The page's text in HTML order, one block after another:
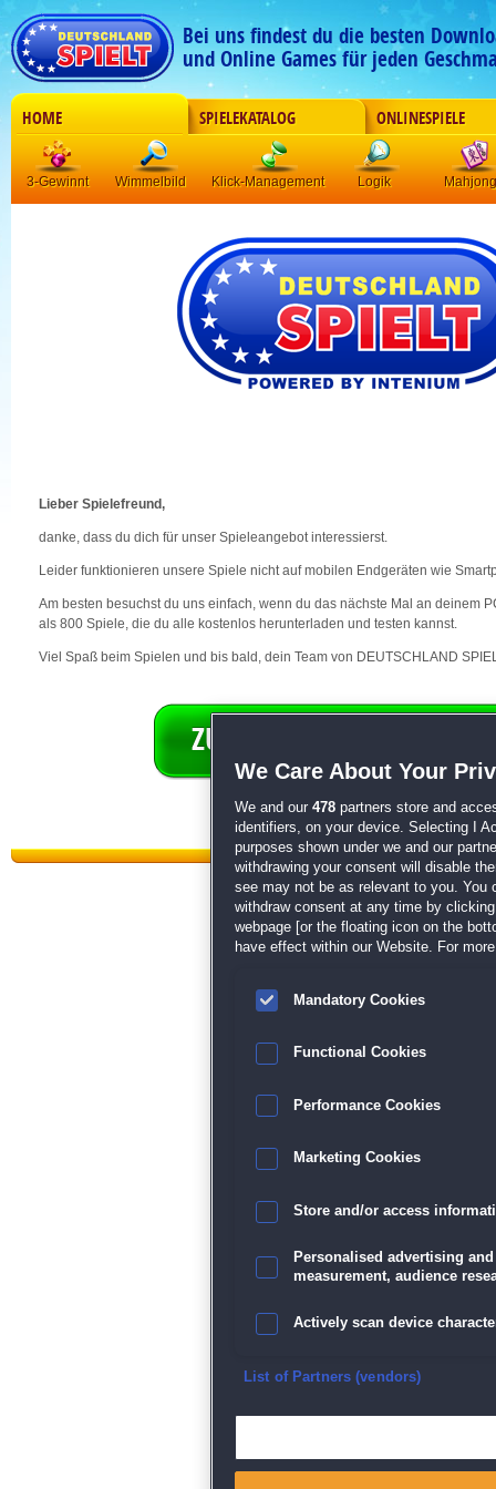
Bei uns findest du die besten
und Online Games für jeden
HOME SPIELEKATALOG ONLINESPIELE
3-Gewinnt Wimmelbild Klick-Management Logik Mahjong
Lieber Spielefreund,
danke, dass du dich für unser Spieleangebot interessierst.
Leider funktionieren unsere Spiele nicht auf mobilen Endgeräten wie
Am besten besuchst du uns einfach, wenn du das nächste Mal an deinem
als 800 Spiele, die du alle kostenlos herunterladen und testen kannst.
Viel Spaß beim Spielen und bis bald, dein Team von DEUTSCHLAND
Datenschutz| AGB|Impressum
We Care About Your
We and our 478 partners store and
identifiers, on your device. Selecting I
purposes shown under we and our
withdrawing your consent will disable
see may not be as relevant to you. You
withdraw consent at any time by
webpage [or the floating icon on the
have effect within our Website. For
Mandatory Cookies
Functional Cookies
Performance Cookies
Marketing Cookies
Store and/or access
Personalised advertising
measurement, audience
Actively scan device
Ensure security, prevent
List of Partners (vendors)